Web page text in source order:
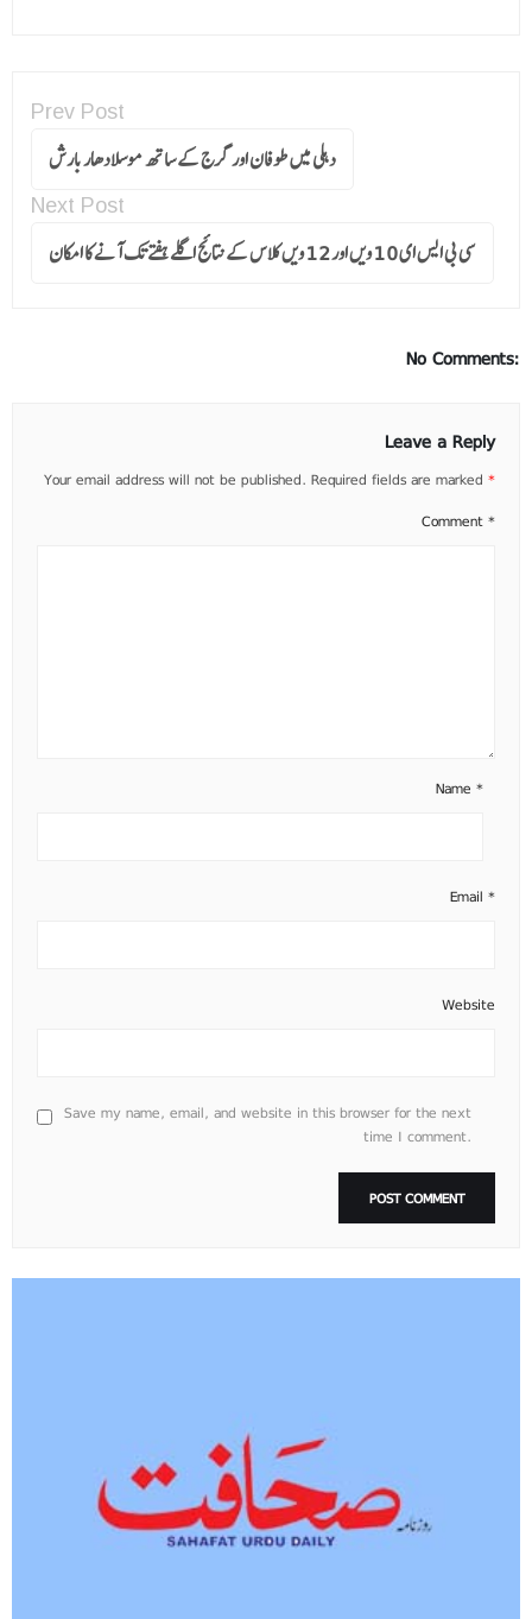
Prev Post
دہلی میں طوفان اور گرج کے ساتھ موسلادھار بارش
Next Post
سی بی ایس ای 10 ویں اور 12 ویں کلاس کے نتائج اگلے ہفتے تک آنے کا امکان
No Comments:
Leave a Reply
Your email address will not be published. Required fields are marked *
Comment *
Name *
Email *
Website
Save my name, email, and website in this browser for the next
time I comment.